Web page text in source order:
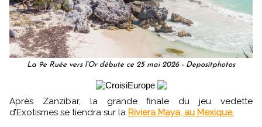
La 9e Ruée vers l’Or débute ce 25 mai 2026 - Depositphotos
Après Zanzibar, la grande finale du jeu vedette
d’Exotismes se tiendra sur la Riviera Maya, au Mexique.